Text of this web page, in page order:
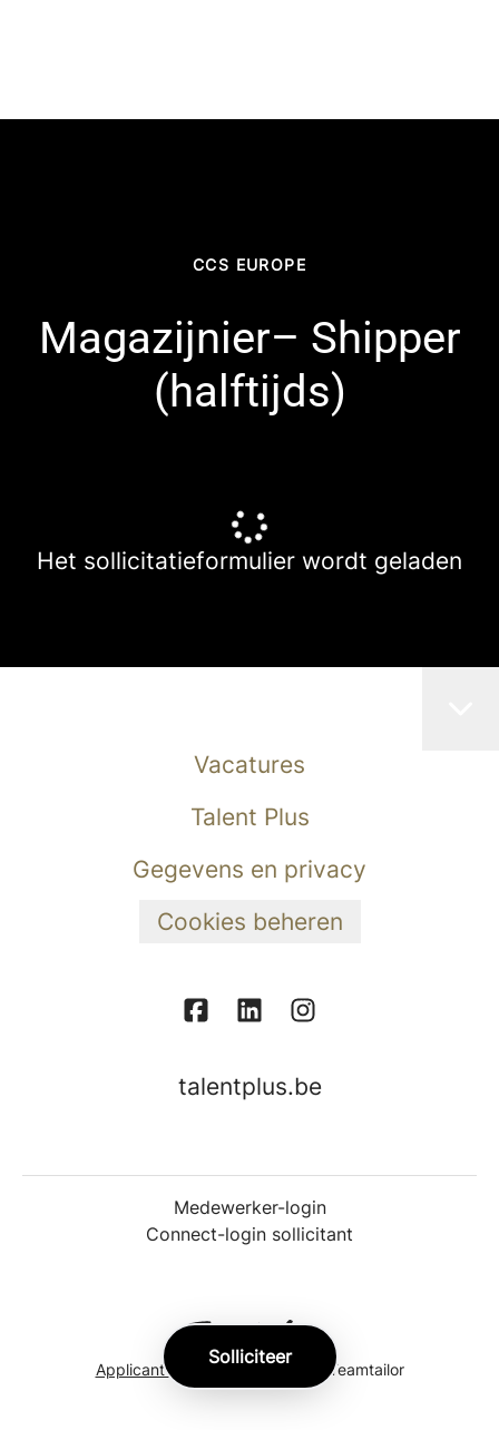
Solliciteer
CCS EUROPE
Magazijnier– Shipper
(halftijds)
Het sollicitatieformulier wordt geladen
Vacatures
Talent Plus
Gegevens en privacy
Cookies beheren
talentplus.be
Medewerker-login
Connect-login sollicitant
Applicant tracking systemdoor Teamtailor